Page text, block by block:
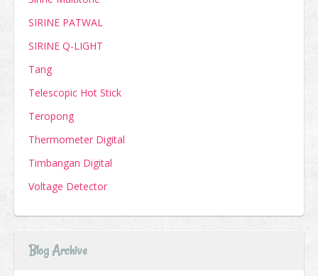
SIRINE PATWAL
SIRINE Q-LIGHT
Tang
Telescopic Hot Stick
Teropong
Thermometer Digital
Timbangan Digital
Voltage Detector
Blog Archive